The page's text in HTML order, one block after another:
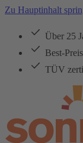
Zu Hauptinhalt
Über 25
Best-
TÜV